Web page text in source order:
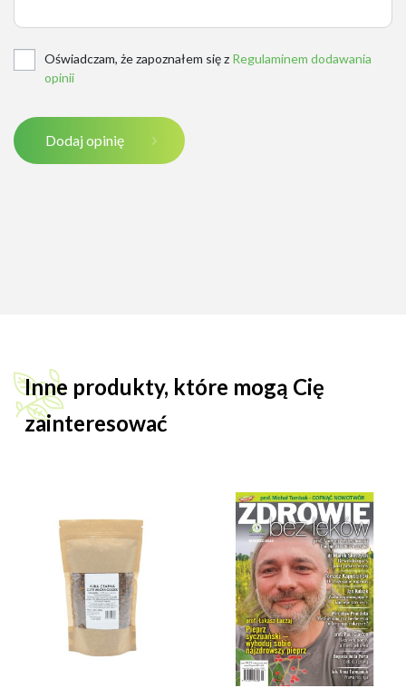
Oświadczam, że zapoznałem się z Regulaminem dodawania
opinii
Dodaj opinię
Inne produkty, które mogą Cię
zainteresować